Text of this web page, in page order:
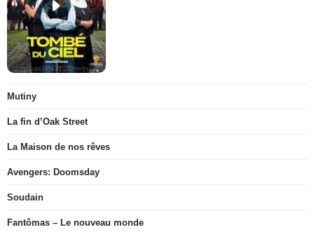
Mutiny
La fin d’Oak Street
La Maison de nos rêves
Avengers: Doomsday
Soudain
Fantômas – Le nouveau monde